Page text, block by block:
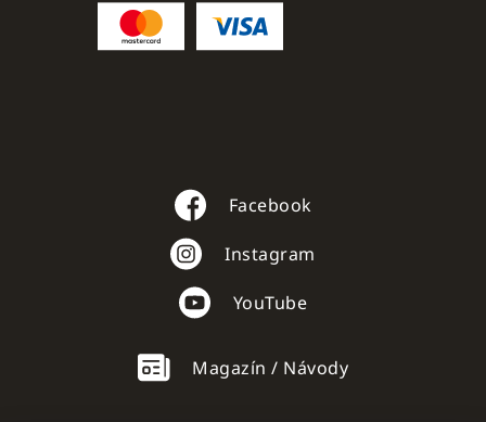
Facebook
Instagram
YouTube
Magazín / Návody